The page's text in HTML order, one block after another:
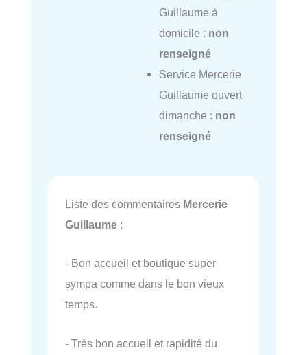
Guillaume à
domicile : non
renseigné
Service Mercerie
Guillaume ouvert
dimanche : non
renseigné
Liste des commentaires Mercerie
Guillaume :
- Bon accueil et boutique super
sympa comme dans le bon vieux
temps.
- Très bon accueil et rapidité du